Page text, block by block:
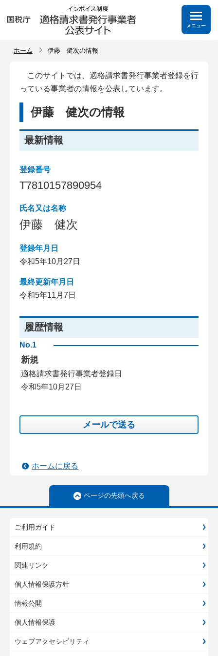
メニュー
ホーム 伊藤 健次の情報
このサイトでは、適格請求書発行事業者登録を行
っている事業者の情報を公表しています。
伊藤 健次の情報
最新情報
登録番号
T7810157890954
氏名又は名称
伊藤 健次
登録年月日
令和5年10月27日
最終更新年月日
令和5年11月7日
履歴情報
No.1
新規
適格請求書発行事業者登録日
令和5年10月27日
メールで送る
ホームに戻る
ページの先頭へ戻る
ご利用ガイド
利用規約
関連リンク
個人情報保護方針
情報公開
個人情報保護
ウェブアクセシビリティ